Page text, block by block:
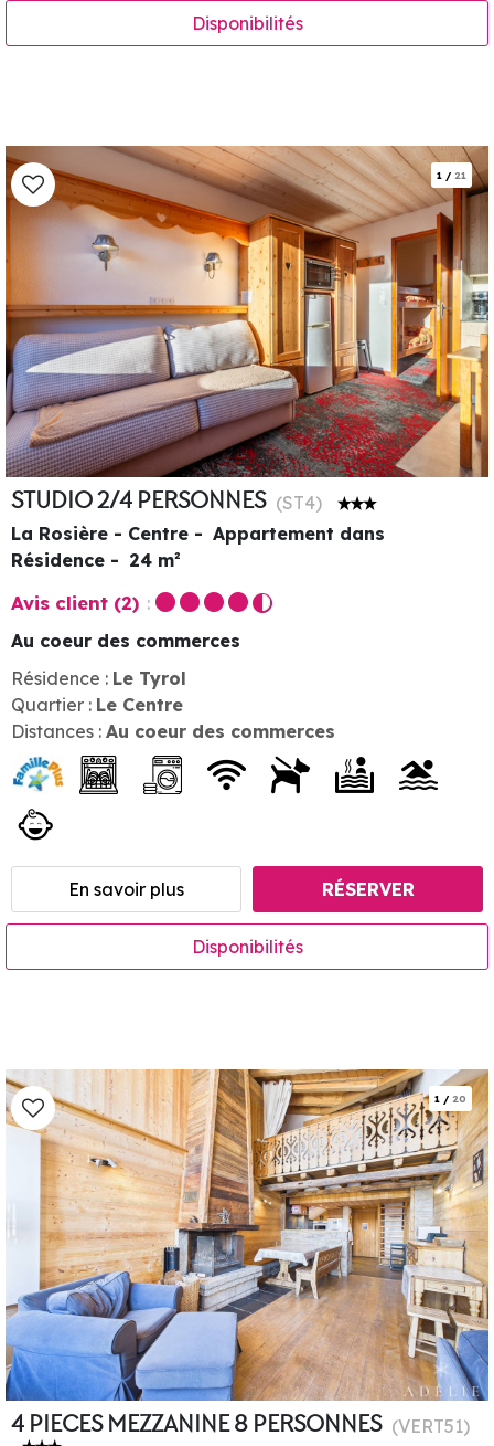
Disponibilités
1 / 21
STUDIO 2/4 PERSONNES (ST4)
La Rosière - Centre
Appartement dans
Résidence
24 m²
Avis client (2)
Résidence : Le Tyrol
Quartier : Le Centre
Distances : Au coeur des commerces
Au coeur des commerces
En savoir plus RÉSERVER
Disponibilités
1 / 20
4 PIECES MEZZANINE 8 PERSONNES (VERT51)